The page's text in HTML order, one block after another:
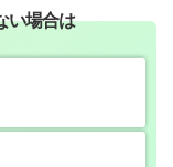
い場合は